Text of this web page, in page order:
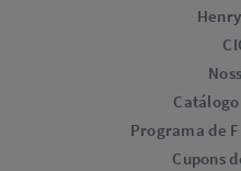
Programa de
Cupons